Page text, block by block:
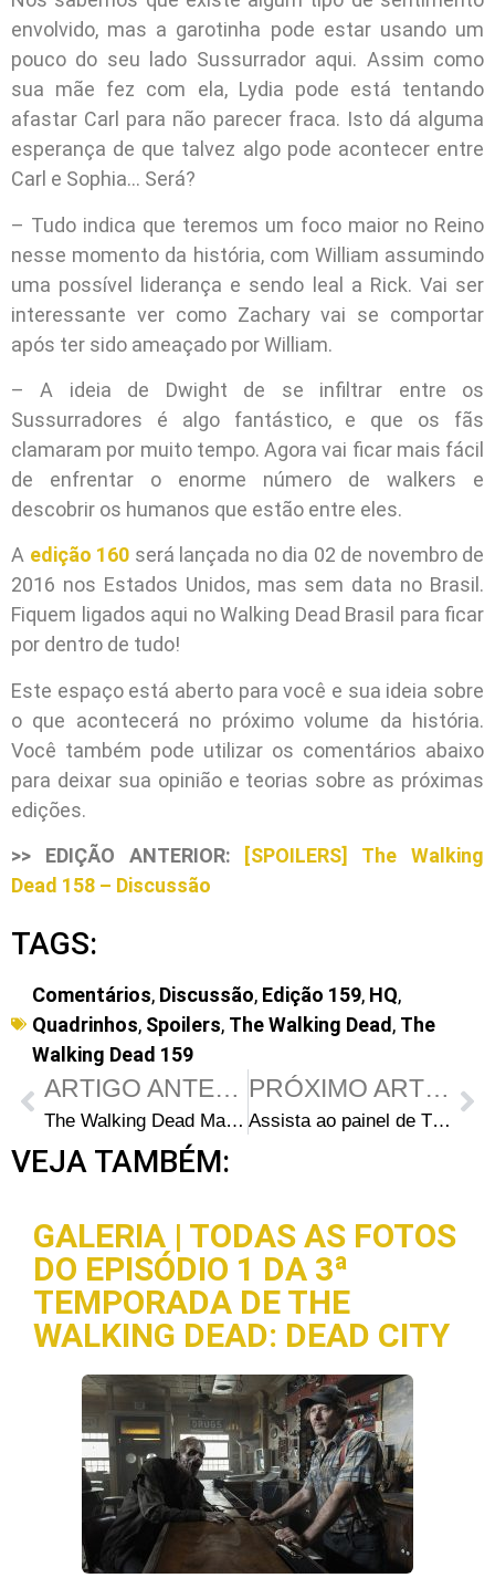
envolvido, mas a garotinha pode estar usando um
pouco do seu lado Sussurrador aqui. Assim como
sua mãe fez com ela, Lydia pode está tentando
afastar Carl para não parecer fraca. Isto dá alguma
esperança de que talvez algo pode acontecer entre
Carl e Sophia… Será?
– Tudo indica que teremos um foco maior no Reino
nesse momento da história, com William assumindo
uma possível liderança e sendo leal a Rick. Vai ser
interessante ver como Zachary vai se comportar
após ter sido ameaçado por William.
– A ideia de Dwight de se infiltrar entre os
Sussurradores é algo fantástico, e que os fãs
clamaram por muito tempo. Agora vai ficar mais fácil
de enfrentar o enorme número de walkers e
descobrir os humanos que estão entre eles.
A edição 160 será lançada no dia 02 de novembro de
2016 nos Estados Unidos, mas sem data no Brasil.
Fiquem ligados aqui no Walking Dead Brasil para ficar
por dentro de tudo!
Este espaço está aberto para você e sua ideia sobre
o que acontecerá no próximo volume da história.
Você também pode utilizar os comentários abaixo
para deixar sua opinião e teorias sobre as próximas
edições.
>> EDIÇÃO ANTERIOR:
[SPOILERS] The Walking
Dead 158 – Discussão
TAGS:
Comentários, Discussão, Edição 159, HQ,
Quadrinhos, Spoilers, The Walking Dead, The
Walking Dead 159
ARTIGO ANTERIOR
The Walking Dead March To War | Novo jogo mobile da franquia está sendo desenvolvido
PRÓXIMO ARTIGO
Assista ao painel de The Walking Dead na New York Comic Con 2016
VEJA TAMBÉM:
GALERIA | TODAS AS FOTOS
DO EPISÓDIO 1 DA 3ª
TEMPORADA DE THE
WALKING DEAD: DEAD CITY